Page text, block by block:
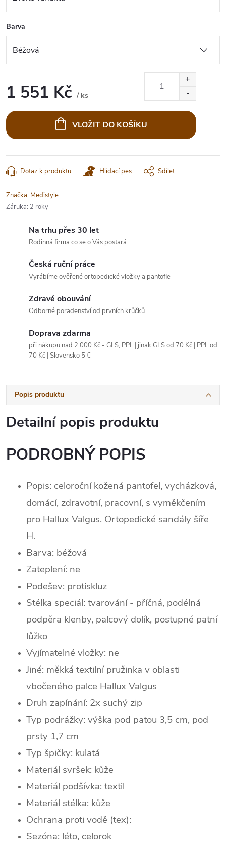
Barva
1 551 Kč / ks
cena:
VLOŽIT DO KOŠÍKU
Dotaz k produktu Hlídací pes Sdílet
Značka: Medistyle
Záruka: 2 roky
Na trhu přes 30 let
Rodinná firma co se o Vás postará
Česká ruční práce
Vyrábíme ověřené ortopedické vložky a pantofle
Zdravé obouvání
Odborné poradenství od prvních krůčků
Doprava zdarma
při nákupu nad 2 000 Kč - GLS, PPL | jinak GLS od 70 Kč | PPL od
70 Kč | Slovensko 5 €
Popis produktu
Detailní popis produktu
PODROBNÝ POPIS
Popis: celoroční kožená pantofel, vycházková,
domácí, zdravotní, pracovní, s vyměkčením
pro Hallux Valgus. Ortopedické sandály šíře
H.
Barva: béžová
Zateplení: ne
Podešev: protiskluz
Stélka speciál: tvarování - příčná, podélná
podpěra klenby, palcový dolík, postupné patní
lůžko
Vyjímatelné vložky: ne
Jiné: měkká textilní pružinka v oblasti
vbočeného palce Hallux Valgus
Druh zapínání: 2x suchý zip
Typ podrážky: výška pod patou 3,5 cm, pod
prsty 1,7 cm
Typ špičky: kulatá
Materiál svršek: kůže
Materiál podšívka: textil
Materiál stélka: kůže
Ochrana proti vodě (tex):
Sezóna: léto, celorok